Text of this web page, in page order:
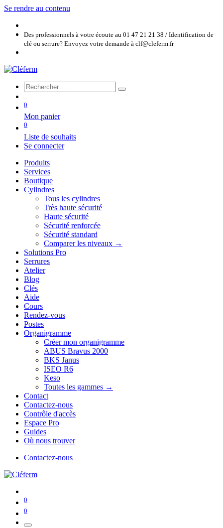
Se rendre au contenu
Des professionnels à votre écoute au 01 47 21 21 38 / Identification de
clé ou serrure? Envoyez votre demande à clf@cleferm.fr
0
Mon panier
0
Liste de souhaits
Se connecter
Produits
Services
Boutique
Cylindres
Tous les cylindres
Très haute sécurité
Haute sécurité
Sécurité renforcée
Sécurité standard
Comparer les niveaux →
Solutions Pro
Serrures
Atelier
Blog
Clés
Aide
Cours
Rendez-vous
Postes
Organigramme
Créer mon organigramme
ABUS Bravus 2000
BKS Janus
ISEO R6
Keso
Toutes les gammes →
Contact
Contactez-nous
Contrôle d'accès
Espace Pro
Guides
Où nous trouver
Contactez-nous
0
0